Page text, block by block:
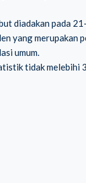
diadakan pada
yang merupakan
umum.
tidak melebihi